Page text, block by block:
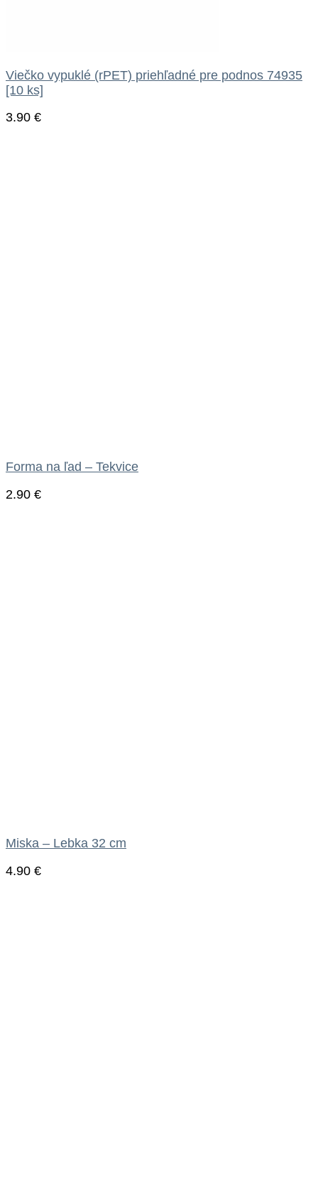
Viečko vypuklé (rPET) priehľadné pre podnos 74935
[10 ks]
3.90 €
Forma na ľad – Tekvice
2.90 €
Miska – Lebka 32 cm
4.90 €